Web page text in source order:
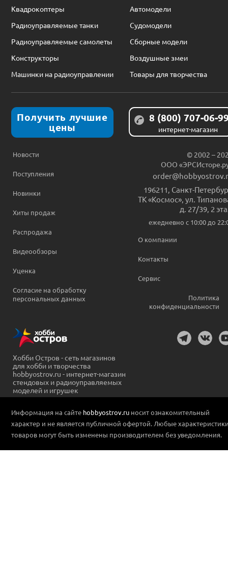
Квадрокоптеры
Автомодели
Радиоуправляемые танки
Судомодели
Радиоуправляемые самолеты
Сборные модели
Конструкторы
Воздушные змеи
Машинки на радиоуправлении
Товары для творчества
Получить лучшие
цены
8 (800) 707-06-
интернет-магазин
Новости
Поступления
Новинки
Хиты продаж
Распродажа
Видеообзоры
Уценка
Согласие на обработку
персональных данных
© 2002 –
ООО
196211 Санкт-
ТК «Космос», ул.
д. 27/39, 2
ежедневно c 10:00 до
О компании
Контакты
Сервис
Политика
конфиденциальности
Хобби Остров - сеть магазинов
для хобби и творчества
hobbyostrov.ru - интернет-магазин
стендовых и радиоуправляемых
моделей и игрушек
Информация на сайте hobbyostrov.ru носит ознакомительный
характер и не является публичной офертой. Любые
товаров могут быть изменены производителем без уведомления.